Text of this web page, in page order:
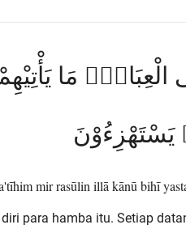
الْعِبَادِۚ مَا
يَسْتَهْزِءُوْنَ
mir rasūlin illā kānū bihī
para hamba itu. Setiap